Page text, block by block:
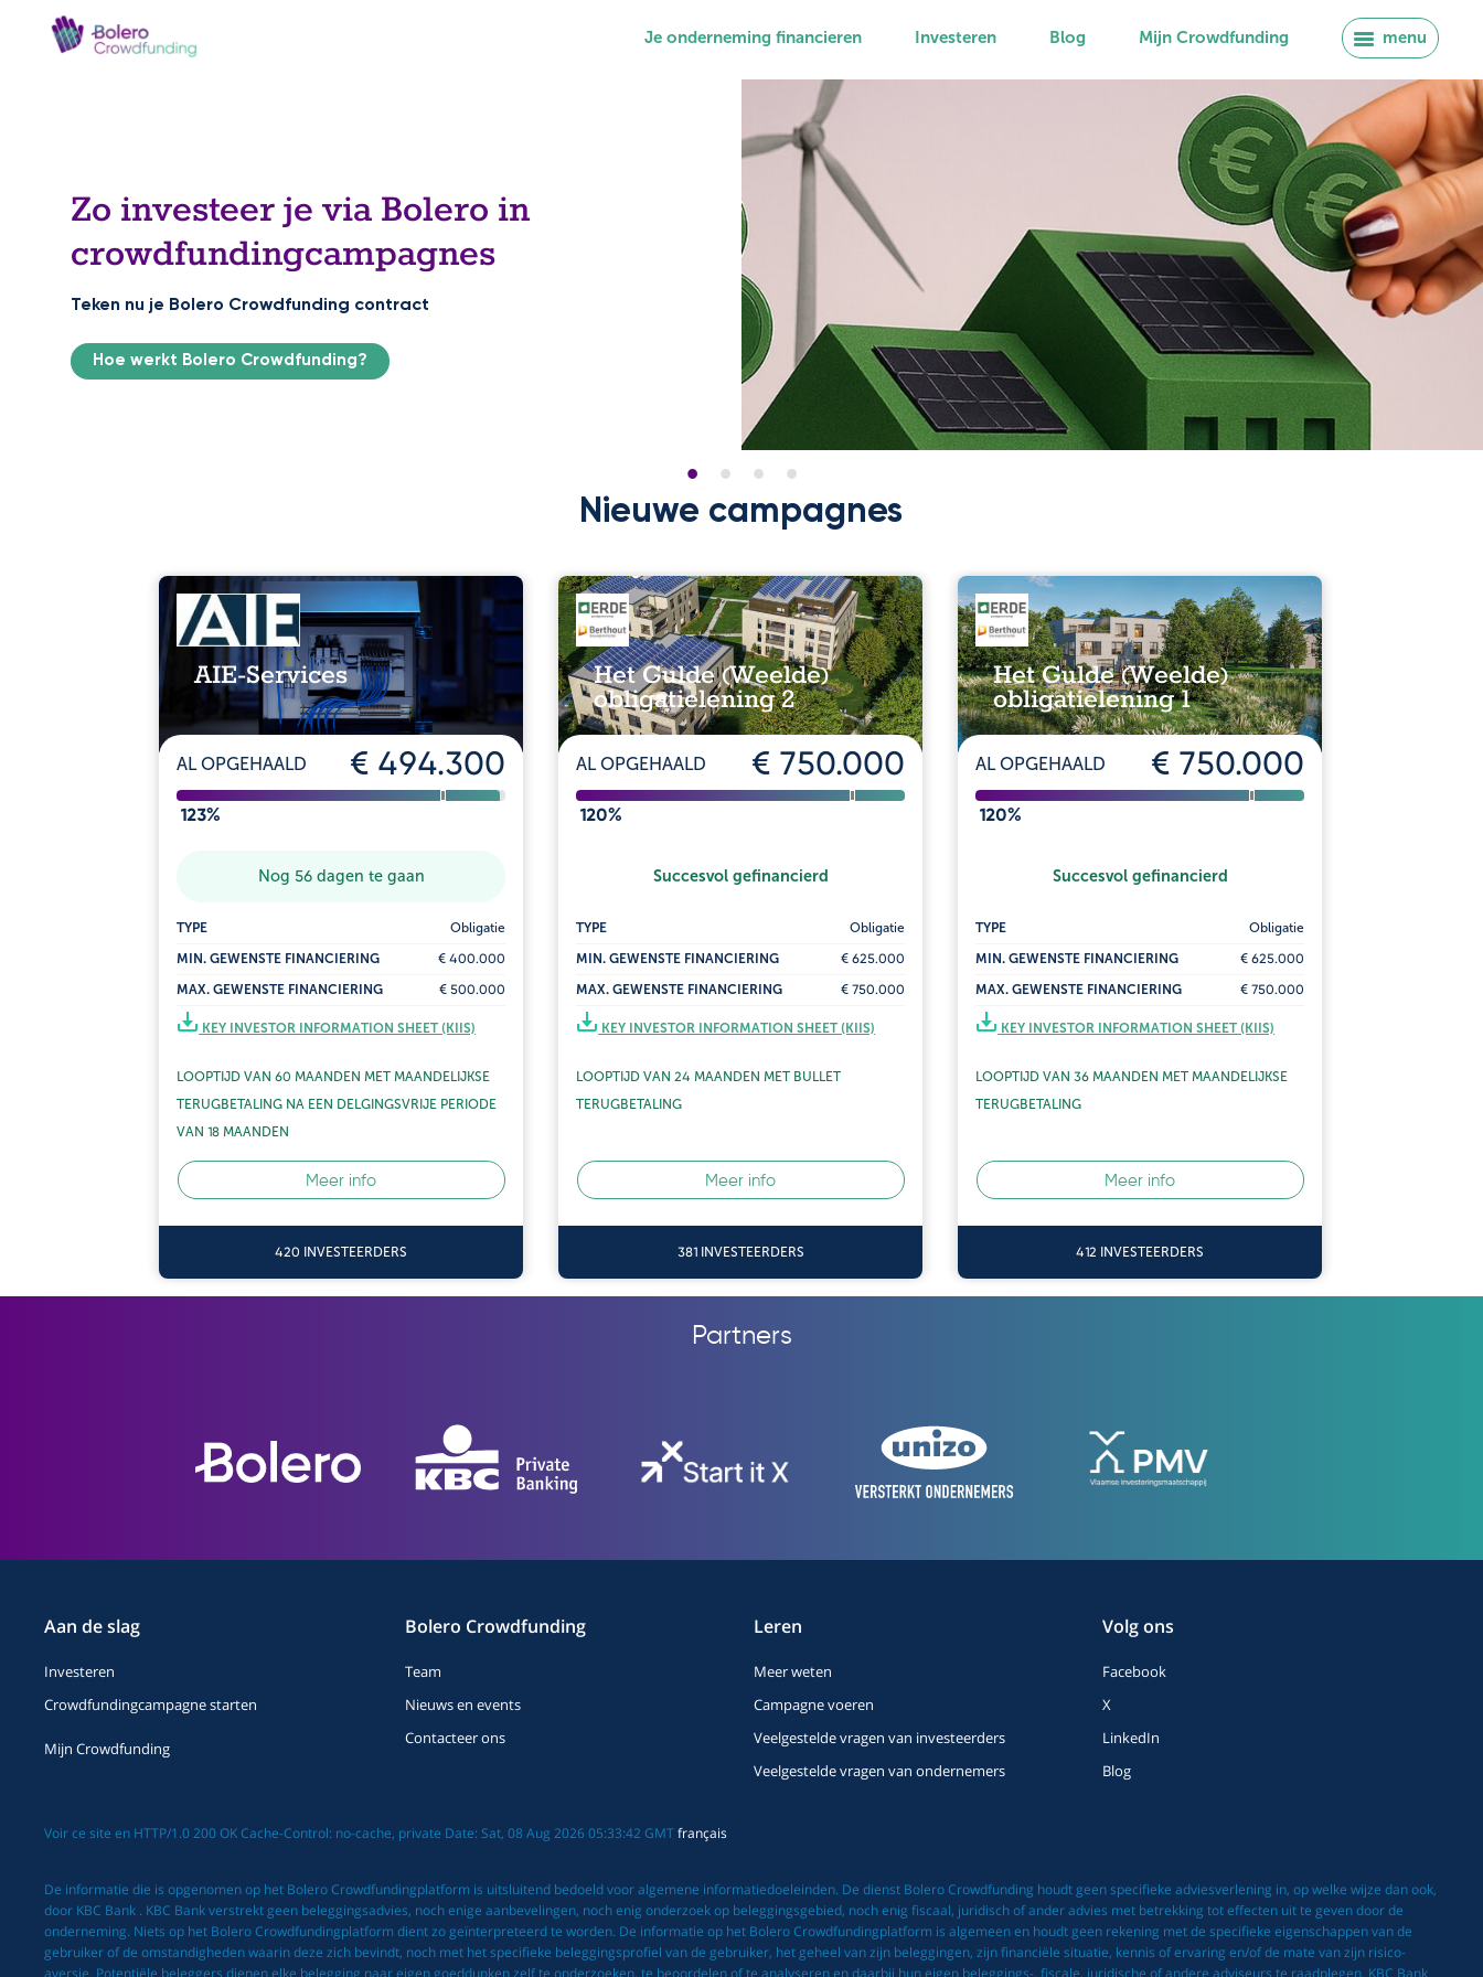
Je onderneming financieren Investeren Blog Mijn Crowdfunding menu
Zo investeer je via Bolero in
crowdfundingcampagnes
Teken nu je Bolero Crowdfunding contract
Hoe werkt Bolero Crowdfunding?
Nieuwe campagnes
AIE-Services
AL OPGEHAALD € 494.300
123%
Nog 56 dagen te gaan
TYPE
Obligatie
MIN. GEWENSTE FINANCIERING
€ 400.000
MAX. GEWENSTE FINANCIERING
€ 500.000
KEY INVESTOR INFORMATION SHEET (KIIS)
LOOPTIJD VAN 60 MAANDEN MET MAANDELIJKSE
TERUGBETALING NA EEN DELGINGSVRIJE PERIODE
VAN 18 MAANDEN
Meer info
420 INVESTEERDERS
Het Gulde (Weelde)
obligatielening 2
AL OPGEHAALD € 750.000
120%
Succesvol gefinancierd
TYPE
Obligatie
MIN. GEWENSTE FINANCIERING
€ 625.000
MAX. GEWENSTE FINANCIERING
€ 750.000
KEY INVESTOR INFORMATION SHEET (KIIS)
LOOPTIJD VAN 24 MAANDEN MET BULLET
TERUGBETALING
Meer info
381 INVESTEERDERS
Het Gulde (Weelde)
obligatielening 1
AL OPGEHAALD € 750.000
120%
Succesvol gefinancierd
TYPE
Obligatie
MIN. GEWENSTE FINANCIERING
€ 625.000
MAX. GEWENSTE FINANCIERING
€ 750.000
KEY INVESTOR INFORMATION SHEET (KIIS)
LOOPTIJD VAN 36 MAANDEN MET MAANDELIJKSE
TERUGBETALING
Meer info
412 INVESTEERDERS
Partners
Aan de slag
Investeren
Crowdfundingcampagne starten
Mijn Crowdfunding
Bolero Crowdfunding
Team
Nieuws en events
Contacteer ons
Leren
Meer weten
Campagne voeren
Veelgestelde vragen van investeerders
Veelgestelde vragen van ondernemers
Volg ons
Facebook
X
LinkedIn
Blog
Voir ce site en HTTP/1.0 200 OK Cache-Control: no-cache, private Date: Sat, 08 Aug 2026 05:33:42 GMTfrançais
De informatie die is opgenomen op het Bolero Crowdfundingplatform is uitsluitend bedoeld voor algemene informatiedoeleinden. De dienst Bolero Crowdfunding houdt geen specifieke adviesverlening in, op welke wijze dan ook,
door KBC Bank . KBC Bank verstrekt geen beleggingsadvies, noch enige aanbevelingen, noch enig onderzoek op beleggingsgebied, noch enig fiscaal, juridisch of ander advies met betrekking tot effecten uit te geven door de
onderneming. Niets op het Bolero Crowdfundingplatform dient zo geïnterpreteerd te worden. De informatie op het Bolero Crowdfundingplatform is algemeen en houdt geen rekening met de specifieke eigenschappen van de
gebruiker of de omstandigheden waarin deze zich bevindt, noch met het specifieke beleggingsprofiel van de gebruiker, het geheel van zijn beleggingen, zijn financiële situatie, kennis of ervaring en/of de mate van zijn risico-